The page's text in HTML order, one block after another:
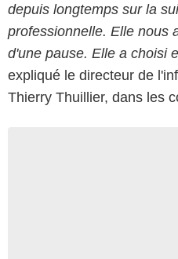
depuis longtemps sur la
professionnelle. Elle nous
d'une pause. Elle a choisi
expliqué le directeur de
Thierry Thuillier, dans les